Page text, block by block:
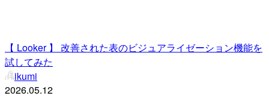
【 Looker 】 改善された表のビジュアライゼーション機能を
試してみた
ikumi
2026.05.12